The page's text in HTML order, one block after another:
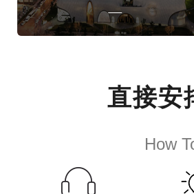
直接安
How